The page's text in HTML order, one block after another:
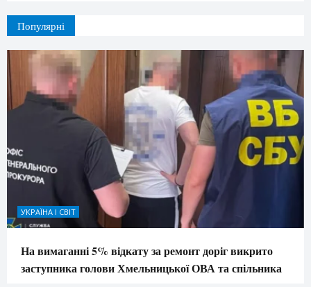
Популярні
УКРАЇНА І СВІТ
На вимаганні 5% відкату за ремонт доріг викрито
заступника голови Хмельницької ОВА та спільника